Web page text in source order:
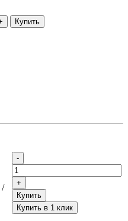
Купить
/
Купить
Купить в 1 клик